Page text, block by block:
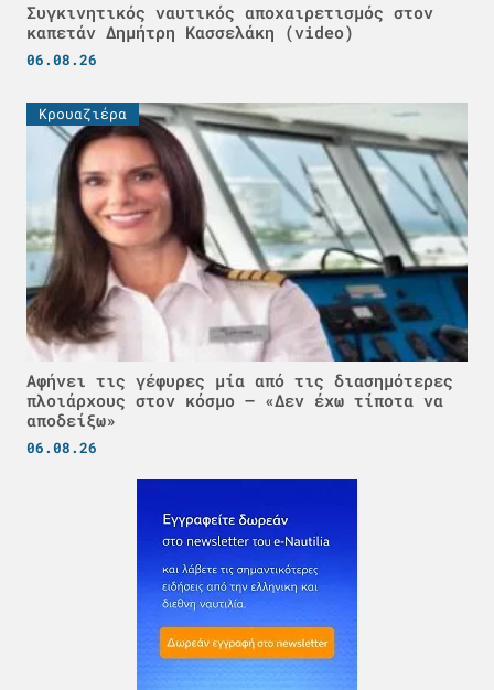
Συγκινητικός ναυτικός αποχαιρετισμός στον
καπετάν Δημήτρη Κασσελάκη (video)
06.08.26
Κρουαζιέρα
Αφήνει τις γέφυρες μία από τις διασημότερες
πλοιάρχους στον κόσμο – «Δεν έχω τίποτα να
αποδείξω»
06.08.26